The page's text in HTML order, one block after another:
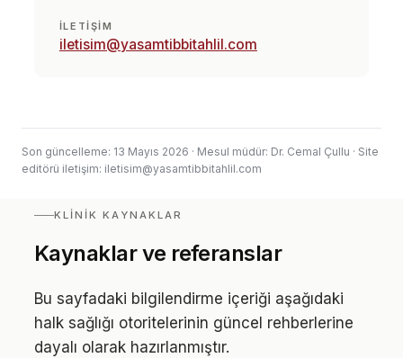
İLETIŞIM
iletisim@yasamtibbitahlil.com
Son güncelleme: 13 Mayıs 2026 · Mesul müdür: Dr. Cemal Çullu · Site
editörü iletişim: iletisim@yasamtibbitahlil.com
KLINIK KAYNAKLAR
Kaynaklar ve referanslar
Bu sayfadaki bilgilendirme içeriği aşağıdaki
halk sağlığı otoritelerinin güncel rehberlerine
dayalı olarak hazırlanmıştır.